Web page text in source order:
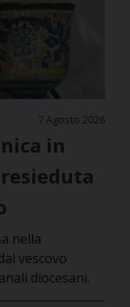
7 Agosto 2026
in
nella
vescovo
diocesani.